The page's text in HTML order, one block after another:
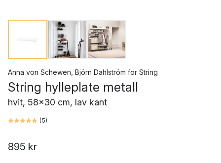
Anna von Schewen Björn Dahlström for String
String hylleplate metall
hvit, 58x30 cm, lav kant
(5)
895 kr